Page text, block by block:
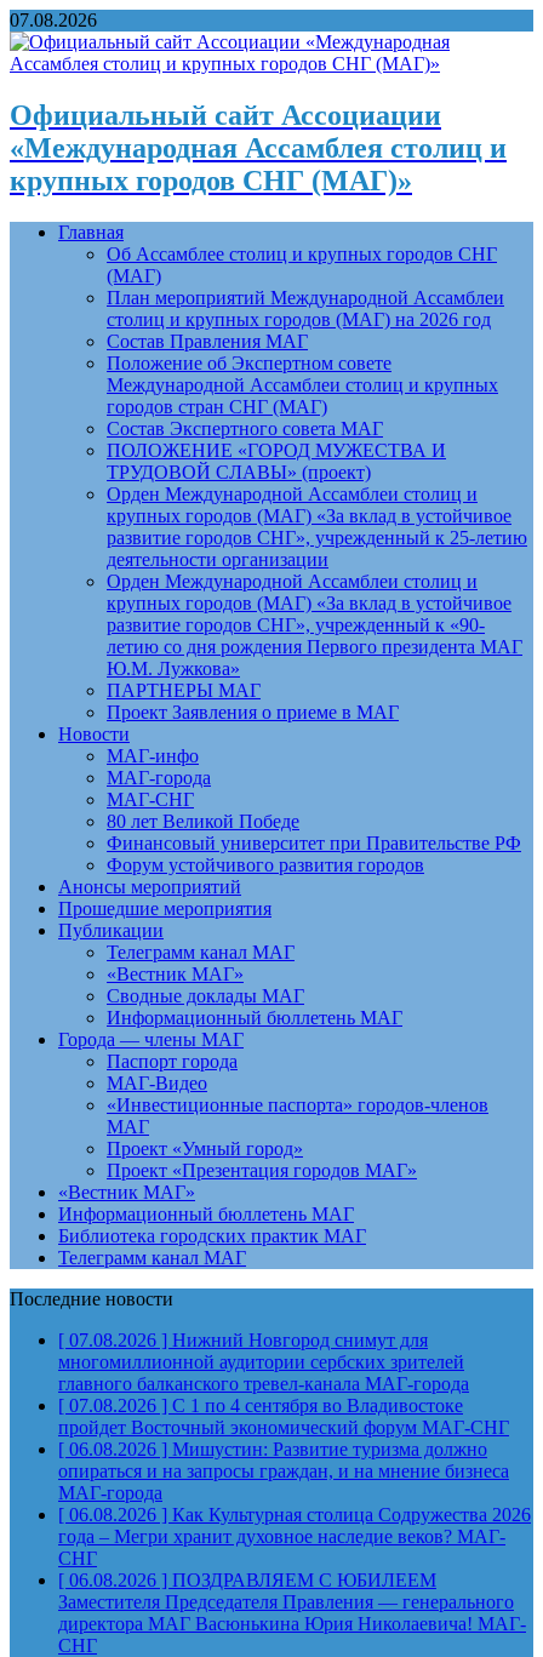
07.08.2026
Официальный сайт Ассоциации
«Международная Ассамблея столиц и
крупных городов СНГ (МАГ)»
Главная
Об Ассамблее столиц и крупных городов СНГ
(МАГ)
План мероприятий Международной Ассамблеи
столиц и крупных городов (МАГ) на 2026 год
Состав Правления МАГ
Положение об Экспертном совете
Международной Ассамблеи столиц и крупных
городов стран СНГ (МАГ)
Состав Экспертного совета МАГ
ПОЛОЖЕНИЕ «ГОРОД МУЖЕСТВА И
ТРУДОВОЙ СЛАВЫ» (проект)
Орден Международной Ассамблеи столиц и
крупных городов (МАГ) «За вклад в устойчивое
развитие городов СНГ», учрежденный к 25-летию
деятельности организации
Орден Международной Ассамблеи столиц и
крупных городов (МАГ) «За вклад в устойчивое
развитие городов СНГ», учрежденный к «90-
летию со дня рождения Первого президента МАГ
Ю.М. Лужкова»
ПАРТНЕРЫ МАГ
Проект Заявления о приеме в МАГ
Новости
МАГ-инфо
МАГ-города
МАГ-СНГ
80 лет Великой Победе
Финансовый университет при Правительстве РФ
Форум устойчивого развития городов
Анонсы мероприятий
Прошедшие мероприятия
Публикации
Телеграмм канал МАГ
«Вестник МАГ»
Сводные доклады МАГ
Информационный бюллетень МАГ
Города — члены МАГ
Паспорт города
МАГ-Видео
«Инвестиционные паспорта» городов-членов
МАГ
Проект «Умный город»
Проект «Презентация городов МАГ»
«Вестник МАГ»
Информационный бюллетень МАГ
Библиотека городских практик МАГ
Телеграмм канал МАГ
Последние новости
[ 07.08.2026 ] Нижний Новгород снимут для
многомиллионной аудитории сербских зрителей
главного балканского тревел-канала МАГ-города
[ 07.08.2026 ] С 1 по 4 сентября во Владивостоке
пройдет Восточный экономический форум МАГ-СНГ
[ 06.08.2026 ] Мишустин: Развитие туризма должно
опираться и на запросы граждан, и на мнение бизнеса
МАГ-города
[ 06.08.2026 ] Как Культурная столица Содружества 2026
года – Мегри хранит духовное наследие веков? МАГ-
СНГ
[ 06.08.2026 ] ПОЗДРАВЛЯЕМ С ЮБИЛЕЕМ
Заместителя Председателя Правления — генерального
директора МАГ Васюнькина Юрия Николаевича! МАГ-
СНГ